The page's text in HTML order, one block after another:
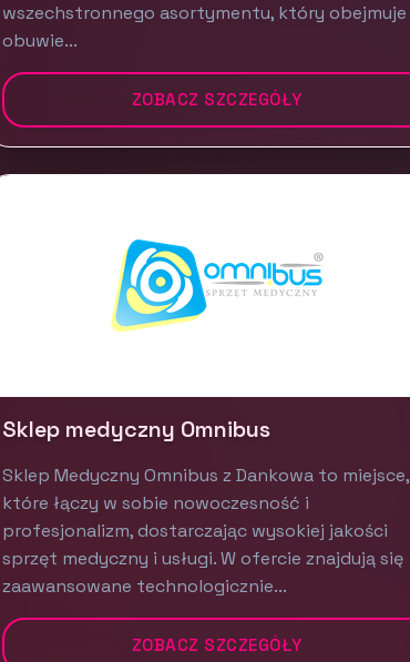
wszechstronnego asortymentu, który obejmuje
obuwie...
ZOBACZ SZCZEGÓŁY
Sklep medyczny Omnibus
Sklep Medyczny Omnibus z Dankowa to miejsce,
które łączy w sobie nowoczesność i
profesjonalizm, dostarczając wysokiej jakości
sprzęt medyczny i usługi. W ofercie znajdują się
zaawansowane technologicznie...
ZOBACZ SZCZEGÓŁY